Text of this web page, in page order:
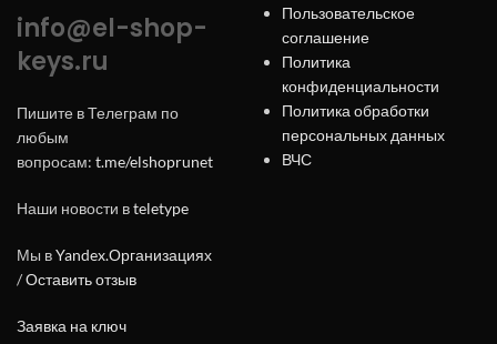
info@el-shop-
keys.ru
Пишите в Телеграм по
любым
вопросам: t.me/elshoprunet
Наши новости вteletype
Мы вYandex.Организациях
/Оставить отзыв
Заявка на ключ
Пользовательское
соглашение
Политика
конфиденциальности
Политика обработки
персональных данных
ВЧС